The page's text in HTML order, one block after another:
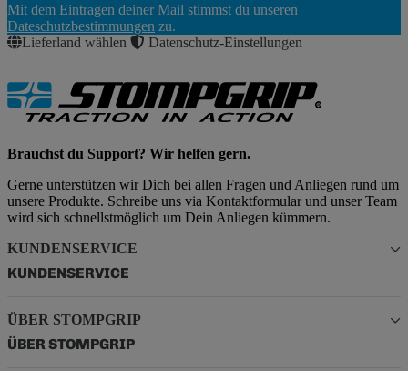
Abonnieren
Mit dem Eintragen deiner Mail stimmst du unseren
Dateschutzbestimmungen zu.
Lieferland wählen
Datenschutz-Einstellungen
Brauchst du Support? Wir helfen gern.
Gerne unterstützen wir Dich bei allen Fragen und Anliegen rund um
unsere Produkte. Schreibe uns via Kontaktformular und unser Team
wird sich schnellstmöglich um Dein Anliegen kümmern.
KUNDENSERVICE
KUNDENSERVICE
ÜBER STOMPGRIP
ÜBER STOMPGRIP